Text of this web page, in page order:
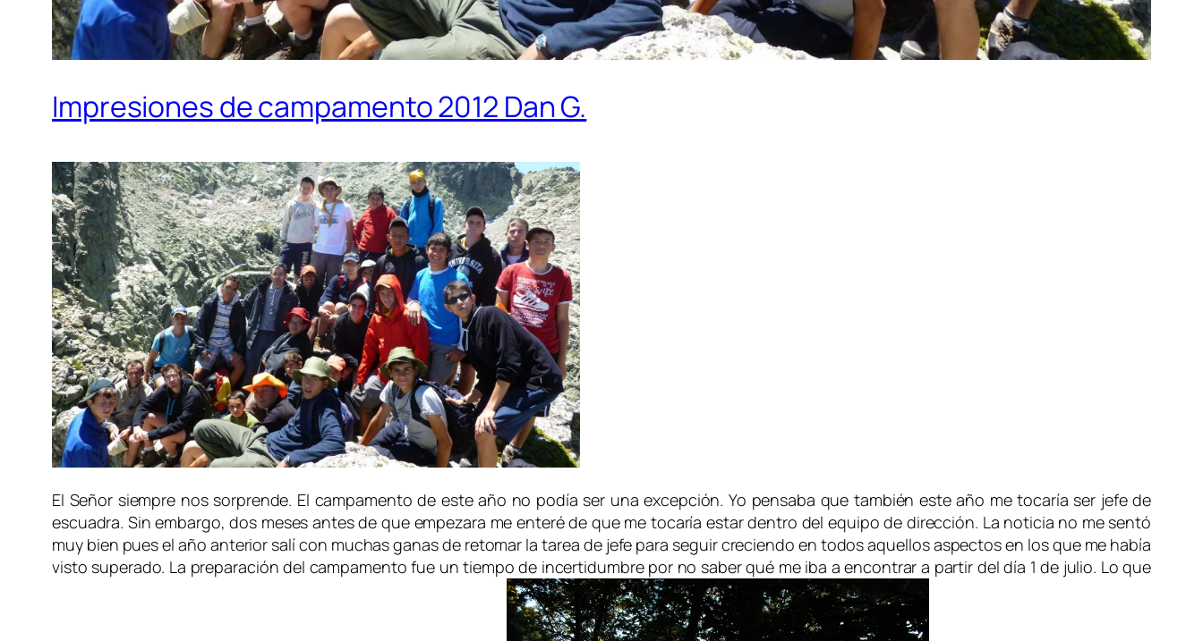
Impresiones de campamento 2012 Dan G.
El Señor siempre nos sorprende. El campamento de este año no podía ser una excepción. Yo pensaba que también este año me tocaría ser jefe de
escuadra. Sin embargo, dos meses antes de que empezara me enteré de que me tocaría estar dentro del equipo de dirección. La noticia no me sentó
muy bien pues el año anterior salí con muchas ganas de retomar la tarea de jefe para seguir creciendo en todos aquellos aspectos en los que me había
visto superado. La preparación del campamento fue un tiempo de incertidumbre por no saber qué me iba a encontrar a partir del día 1 de julio. Lo que